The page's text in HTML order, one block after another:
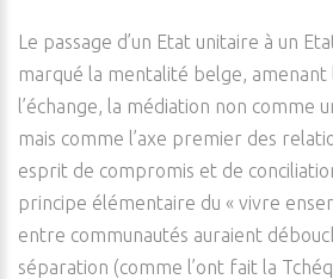
Le passage d’un Etat unitaire à un
marqué la mentalité belge, amenant
l’échange, la médiation non comme
mais comme l’axe premier des
esprit de compromis et de
principe élémentaire du « vivre
entre communautés auraient
séparation (comme l’ont fait la